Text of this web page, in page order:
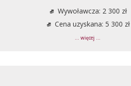
Wywoławcza: 2 300 zł
Cena uzyskana: 5 300 zł
... więcej ...